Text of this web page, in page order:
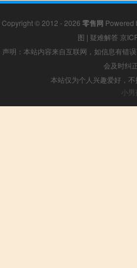
Copyright © 2012 - 2026 零售网 Powered
图 | 疑难解答 京
声明：本站内容来自互联网，如信息有错
会及时纠
本站仅为个人兴趣爱好，
小男